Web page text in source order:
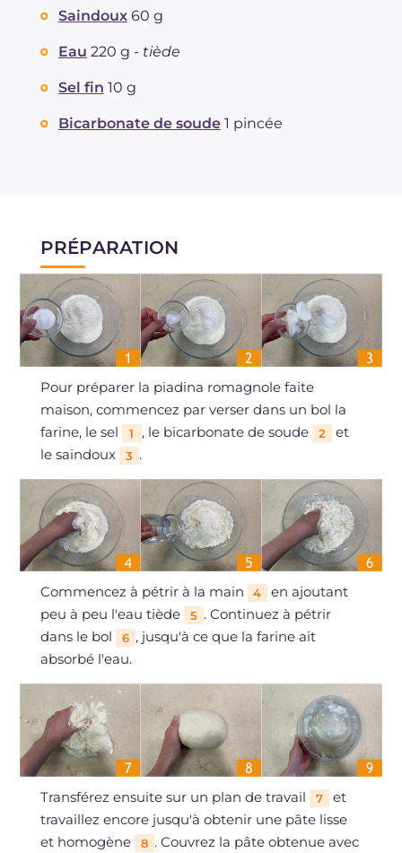
Saindoux 60 g
Eau 220 g - tiède
Sel fin 10 g
Bicarbonate de soude 1 pincée
PRÉPARATION
Pour préparer la piadina romagnole faite
maison, commencez par verser dans un bol la
farine, le sel
1 , le bicarbonate de soude 2
et
le saindoux
3 .
Commencez à pétrir à la main 4
en ajoutant
peu à peu l'eau tiède
5 . Continuez à pétrir
dans le bol
6 , jusqu'à ce que la farine ait
absorbé l'eau.
Transférez ensuite sur un plan de travail 7
et
travaillez encore jusqu'à obtenir une pâte lisse
et homogène
8 . Couvrez la pâte obtenue avec